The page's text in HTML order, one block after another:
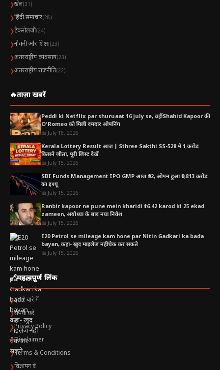
❯खेल(31)
❯हिंदी समाचार(28)
❯टैकनोलजी(24)
❯नौकरी और शिक्षा(23)
❯अंतरराष्ट्रीय व्यवसाय(23)
❯अंतरराष्ट्रीय राजनीति(22)
🔥ताज़ा खबरें
Peddi ki Netflix par shuruaat 16 july se, वहीं Shahid Kapoor की
O’Romeo को मिली दमदार ओपनिंग
📅 July 16, 2026
Kerala Lottery Result आज | Sthree Sakthi SS-528 में 1 करोड़
किसने जीता, पूरी लिस्ट देखें
📅 July 15, 2026
SBI Funds Management IPO GMP आज ₹92, ओपन हुआ ₹9,813 करोड़
का इश्यू
📅 July 15, 2026
Ranbir kapoor ne pune mein kharidi ₹16.42 karod ki 25 ekad
zameen, अयोध्या के बाद नया निवेश
📅 July 15, 2026
E20 Petrol se mileage kam hone par Nitin Gadkari ka bada
bayan, कहा- खुद माइलेज नहीं चेक कर सकते
📅 July 15, 2026
🔗महत्वपूर्ण लिंक
❯हमारे बारे में
❯संपर्क करें
❯Privacy Policy
❯Disclaimer
❯Terms & Conditions
❯विज्ञापन दें